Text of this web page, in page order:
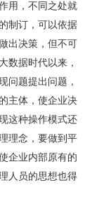
用，不同之处就
制订，可以依据
出决策，但不可
数据时代以来，
问题提出问题，
主体，使企业决
这种操作模式还
理念，要做到平
企业内部原有的
人员的思想也得